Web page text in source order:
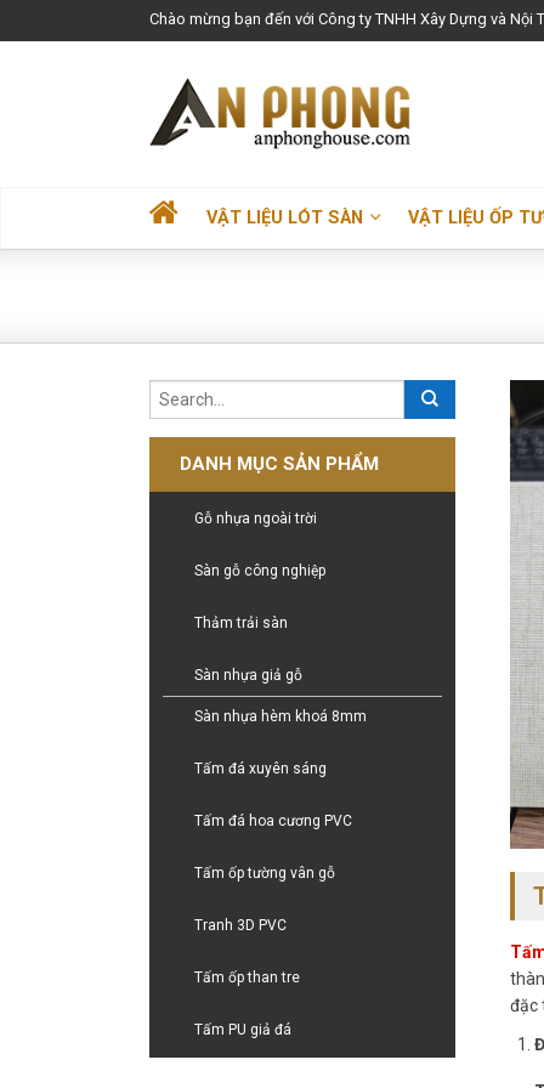
Chào mừng bạn đến với Công ty TNHH Xây Dựng và Nội
VẬT LIỆU LÓT SÀN VẬT LIỆU ỐP
đặc
DANH MỤC SẢN PHẨM
Gỗ nhựa ngoài trời
Sàn gỗ công nghiệp
Thảm trải sàn
Sàn nhựa giả gỗ
Sàn nhựa hèm khoá 8mm
Tấm đá xuyên sáng
Tấm đá hoa cương PVC
Tấm ốp tường vân gỗ
Tranh 3D PVC
Tấm ốp than tre
Tấm PU giả đá